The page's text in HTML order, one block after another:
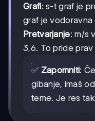
Grafi: s-t graf je
graf je
Pretvarjanje: m/s
3,6. To pride
✅ Zapomniti:
gibanje, imaš
teme. Je res